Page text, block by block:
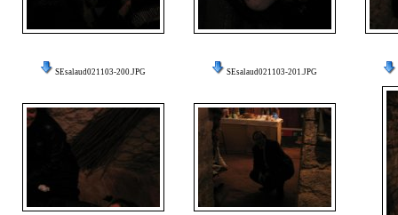
SEsalaud021103-200.JPG SEsalaud021103-201.JPG